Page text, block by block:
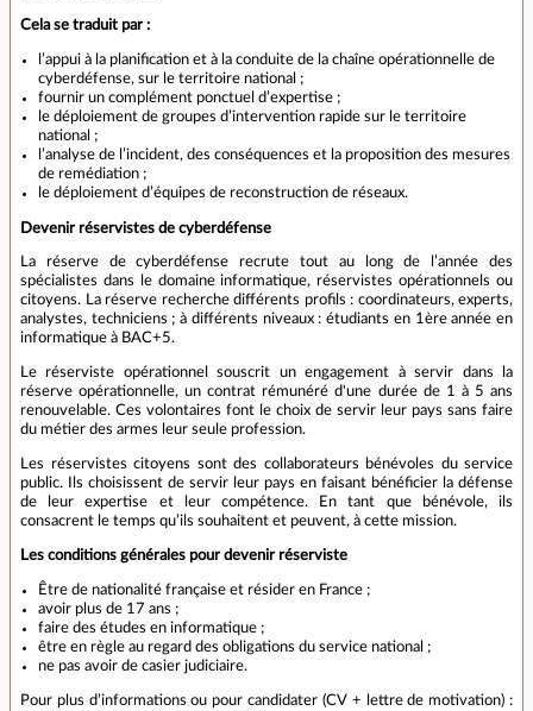
Cela se traduit par :
l’appui à la planification et à la conduite de la chaîne opérationnelle de
cyberdéfense, sur le territoire national ;
fournir un complément ponctuel d’expertise ;
le déploiement de groupes d’intervention rapide sur le territoire
national ;
l’analyse de l’incident, des conséquences et la proposition des mesures
de remédiation ;
le déploiement d’équipes de reconstruction de réseaux.
Devenir réservistes de cyberdéfense
La réserve de cyberdéfense recrute tout au long de l’année des
spécialistes dans le domaine informatique, réservistes opérationnels ou
citoyens. La réserve recherche différents profils : coordinateurs, experts,
analystes, techniciens ; à différents niveaux : étudiants en 1ère année en
informatique à BAC+5.
Le réserviste opérationnel souscrit un engagement à servir dans la
réserve opérationnelle, un contrat rémunéré d'une durée de 1 à 5 ans
renouvelable. Ces volontaires font le choix de servir leur pays sans faire
du métier des armes leur seule profession.
Les réservistes citoyens sont des collaborateurs bénévoles du service
public. Ils choisissent de servir leur pays en faisant bénéficier la défense
de leur expertise et leur compétence. En tant que bénévole, ils
consacrent le temps qu’ils souhaitent et peuvent, à cette mission.
Les conditions générales pour devenir réserviste
Être de nationalité française et résider en France ;
avoir plus de 17 ans ;
faire des études en informatique ;
être en règle au regard des obligations du service national ;
ne pas avoir de casier judiciaire.
Pour plus d’informations ou pour candidater (CV + lettre de motivation) :